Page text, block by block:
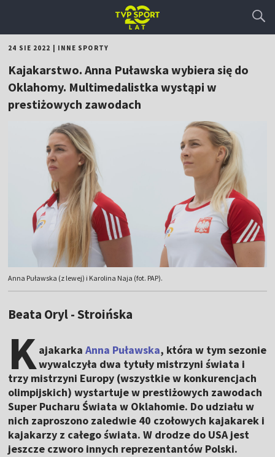
24 SIE 2022 INNE SPORTY
Kajakarstwo. Anna Puławska wybiera się do
Oklahomy. Multimedalistka wystąpi w
prestiżowych zawodach
Anna Puławska (z lewej) i Karolina Naja (fot. PAP).
Beata Oryl - Stroińska
KajakarkaAnna Puławska, która w tym sezonie
wywalczyła dwa tytuły mistrzyni świata i
trzy mistrzyni Europy (wszystkie w konkurencjach
olimpijskich) wystartuje w prestiżowych zawodach
Super Pucharu Świata w Oklahomie. Do udziału w
nich zaproszono zaledwie 40 czołowych kajakarek i
kajakarzy z całego świata. W drodze do USA jest
jeszcze czworo innych reprezentantów Polski.